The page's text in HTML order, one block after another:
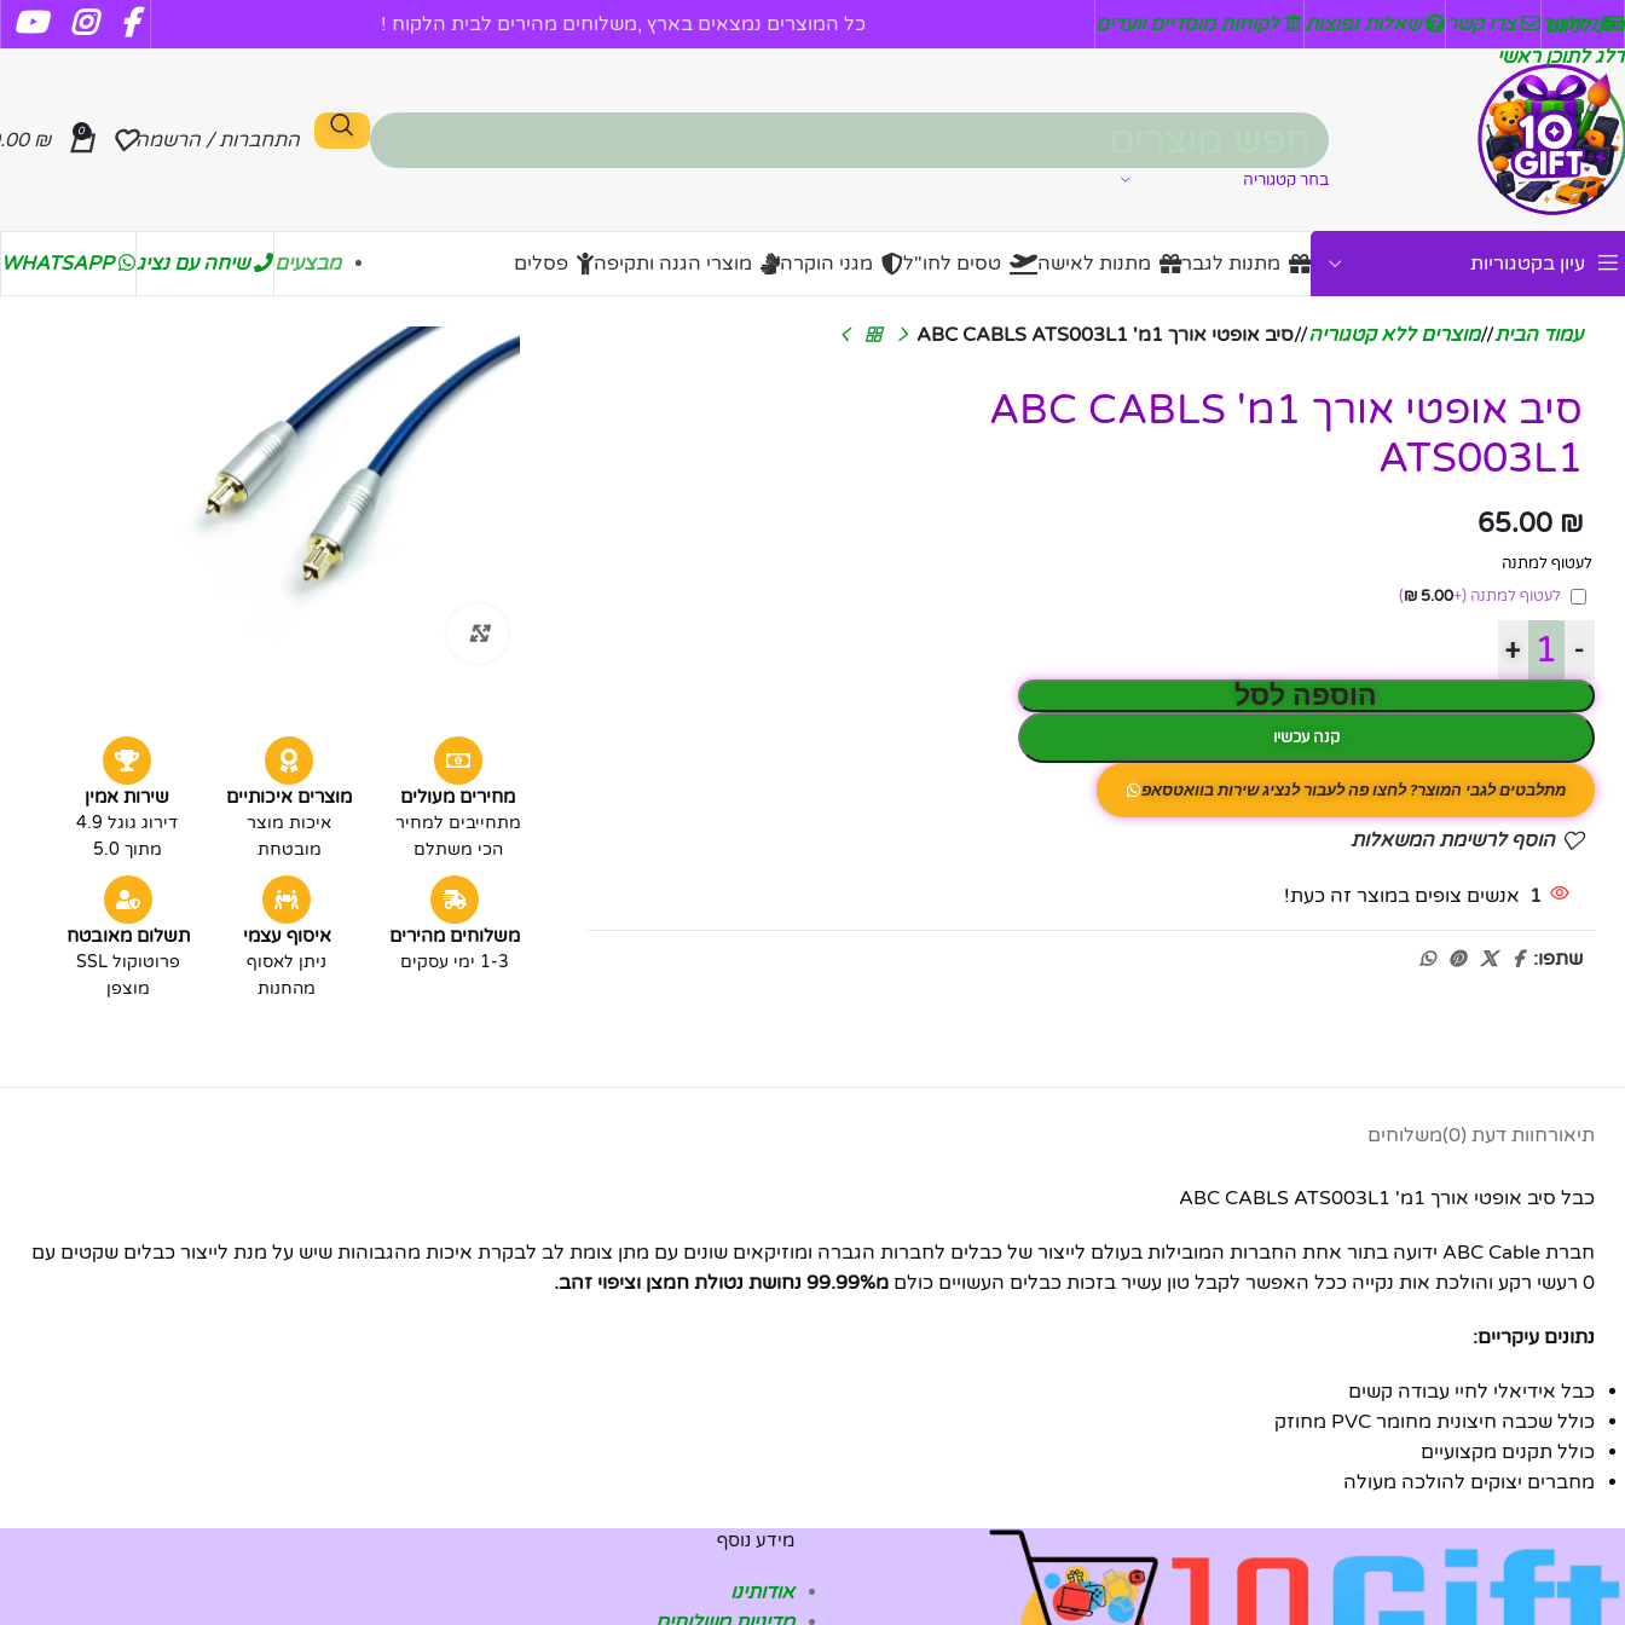
דלג לניווט
דלג לתוכן ראשי
ניזלטר צרו קשר שאלות נפוצות לקוחות מוסדיים וועדים כל המוצרים נמצאים בארץ ,משלוחים מהירים לבית הלקוח !
בחר קטגוריה
התחברות / הרשמה 0
₪
עיון בקטגוריות מתנות לגבר מתנות לאישה טסים לחו"ל מגני הוקרה מוצרי הגנה ותקיפה פסלים מבצעים שיחה עם נציג WHATSAPP
מחירים מעולים
מתחייבים למחיר
הכי משתלם
מוצרים איכותיים
איכות מוצר
מובטחת
שירות אמין
דירוג גוגל 4.9
מתוך 5.0
משלוחים מהירים
1-3 ימי עסקים
איסוף עצמי
ניתן לאסוף
מהחנות
תשלום מאובטח
פרוטוקול SSL
מוצפן
עמוד הבית/ מוצרים ללא קטגוריה/ סיב אופטי אורך 1מ' ABC CABLS ATS003L1
סיב אופטי אורך 1מ' ABC CABLS
ATS003L1
65.00 ₪
לעטוף למתנה
לעטוף למתנה(+
5.00
₪
)
-
+
הוספה לסל
קנה עכשיו
מתלבטים לגבי המוצר? לחצו פה לעבור לנציג שירות בוואטסאפ
הוסף לרשימת המשאלות
1 אנשים צופים במוצר זה כעת!
שתפו:
תיאורחוות דעת (0) משלוחים
כבל סיב אופטי אורך 1מ' ABC CABLS ATS003L1
חברת ABC Cable ידועה בתור אחת החברות המובילות בעולם לייצור של כבלים לחברות הגברה ומוזיקאים שונים עם מתן צומת לב לבקרת איכות מהגבוהות שיש על מנת לייצור כבלים שקטים עם
0 רעשי רקע והולכת אות נקייה ככל האפשר לקבל טון עשיר בזכות כבלים העשויים כולם
מ99.99% נחושת נטולת חמצן וציפוי זהב.
נתונים עיקריים:
כבל אידיאלי לחיי עבודה קשים
כולל שכבה חיצונית מחומר PVC מחוזק
כולל תקנים מקצועיים
מחברים יצוקים להולכה מעולה
מידע נוסף
אודותינו